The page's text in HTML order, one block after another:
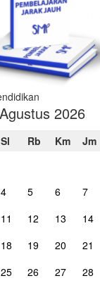
Agustus 2026
Sl Rb Km Jm
4 5 6 7
11 12 13 14
18 19 20 21
25 26 27 28